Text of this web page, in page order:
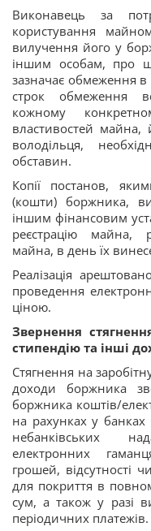
Виконавець за
користування
вилучення його у
іншим особам, про
зазначає обмеження в
строк обмеження
кожному
властивостей
володільця,
обставин.
Копії постанов,
(кошти) боржника,
іншим фінансовим
реєстрацію майна,
майна, в день їх
Реалізація
проведення
ціною.
Звернення
стипендію та інші
Стягнення на
доходи боржника
боржника коштів/
на рахунках у
небанківських
електронних
грошей, відсутності
для покриття в
сум, а також у разі
періодичних платежів.